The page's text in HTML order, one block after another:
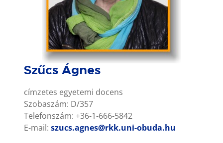
Szűcs Ágnes
címzetes egyetemi docens
Szobaszám: D/357
Telefonszám: +36-1-666-5842
E-mail: szucs.agnes@rkk.uni-obuda.hu